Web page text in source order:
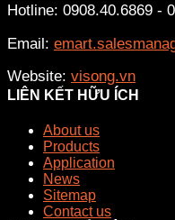
Hotline: 0908.40.6869 -
Email:
Website: visong.vn
LIÊN KẾT HỮU ÍCH
About us
Products
Application
News
Sitemap
Contact us